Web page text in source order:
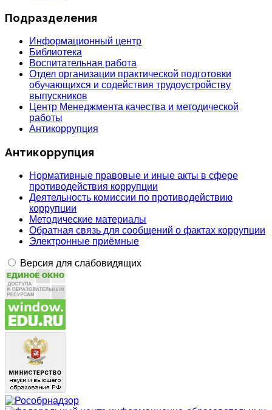
Подразделения
Информационный центр
Библиотека
Воспитательная работа
Отдел организации практической подготовки
обучающихся и содействия трудоустройству
выпускников
Центр Менеджмента качества и методической
работы
Антикоррупция
Антикоррупция
Нормативные правовые и иные акты в сфере
противодействия коррупции
Деятельность комиссии по противодействию
коррупции
Методические материалы
Обратная связь для сообщений о фактах коррупции
Электронные приёмные
Версия для слабовидящих